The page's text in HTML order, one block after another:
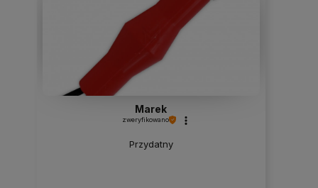
Marek
zweryfikowano
Przydatny